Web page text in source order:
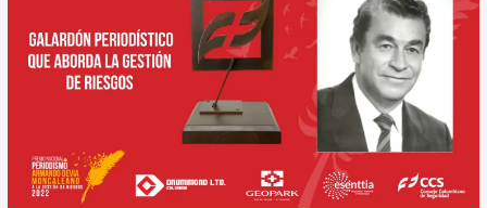
galardón
periodístico
gestión